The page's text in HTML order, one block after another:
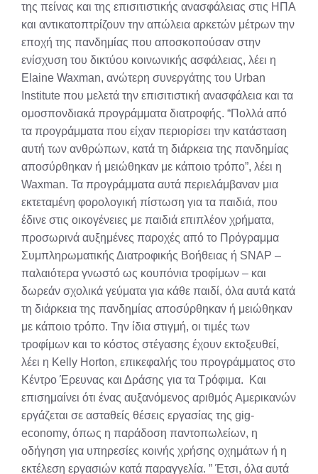
της πείνας και της επισιτιστικής ανασφάλειας στις ΗΠΑ
και αντικατοπτρίζουν την απώλεια αρκετών μέτρων την
εποχή της πανδημίας που αποσκοπούσαν στην
ενίσχυση του δικτύου κοινωνικής ασφάλειας, λέει η
Elaine Waxman, ανώτερη συνεργάτης του Urban
Institute που μελετά την επισιτιστική ανασφάλεια και τα
ομοσπονδιακά προγράμματα διατροφής. “Πολλά από
τα προγράμματα που είχαν περιορίσει την κατάσταση
αυτή των ανθρώπων, κατά τη διάρκεια της πανδημίας
αποσύρθηκαν ή μειώθηκαν με κάποιο τρόπο”, λέει η
Waxman. Τα προγράμματα αυτά περιελάμβαναν μια
εκτεταμένη φορολογική πίστωση για τα παιδιά, που
έδινε στις οικογένειες με παιδιά επιπλέον χρήματα,
προσωρινά αυξημένες παροχές από το Πρόγραμμα
Συμπληρωματικής Διατροφικής Βοήθειας ή SNAP –
παλαιότερα γνωστό ως κουπόνια τροφίμων – και
δωρεάν σχολικά γεύματα για κάθε παιδί, όλα αυτά κατά
τη διάρκεια της πανδημίας αποσύρθηκαν ή μειώθηκαν
με κάποιο τρόπο. Την ίδια στιγμή, οι τιμές των
τροφίμων και το κόστος στέγασης έχουν εκτοξευθεί,
λέει η Kelly Horton, επικεφαλής του προγράμματος στο
Κέντρο Έρευνας και Δράσης για τα Τρόφιμα. Και
επισημαίνει ότι ένας αυξανόμενος αριθμός Αμερικανών
εργάζεται σε ασταθείς θέσεις εργασίας της gig-
economy, όπως η παράδοση παντοπωλείων, η
οδήγηση για υπηρεσίες κοινής χρήσης οχημάτων ή η
εκτέλεση εργασιών κατά παραγγελία. ” Έτσι, όλα αυτά